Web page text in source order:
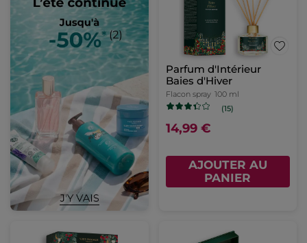
Parfum d'Intérieur
Baies d'Hiver
Flacon spray 100 ml
(15)
14,99 €
AJOUTER AU
PANIER